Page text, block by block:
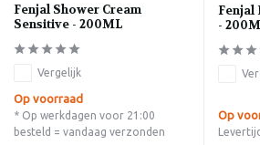
Fenjal Shower Cream
Sensitive - 200ML
Vergelijk
Op voorraad
* Op werkdagen voor 21:00
besteld = vandaag verzonden
Fenjal
-
Op